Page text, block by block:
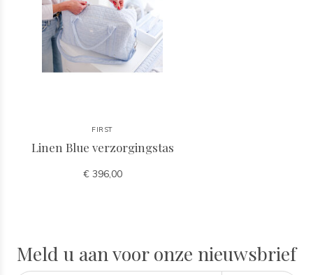
FIRST
Linen Blue verzorgingstas
€ 396,00
Meld u aan voor onze nieuwsbrief